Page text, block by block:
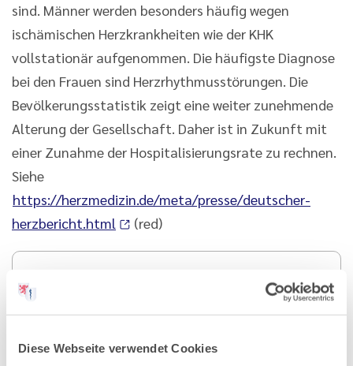
Diese Webseite verwendet Cookies
sind. Männer werden besonders häufig wegen
ischämischen Herzkrankheiten wie der KHK
vollstationär aufgenommen. Die häufigste Diagnose
bei den Frauen sind Herzrhythmusstörungen. Die
Bevölkerungsstatistik zeigt eine weiter zunehmende
Alterung der Gesellschaft. Daher ist in Zukunft mit
einer Zunahme der Hospitalisierungsrate zu rechnen.
Siehe
https://herzmedizin.de/meta/presse/deutscher-
herzbericht.html
(red)